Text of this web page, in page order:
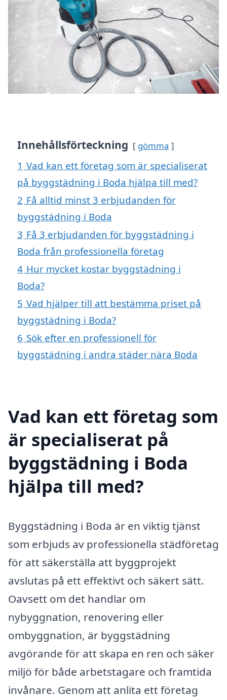
Innehållsförteckning gömma
1 Vad kan ett företag som är specialiserat
på byggstädning i Boda hjälpa till med?
2 Få alltid minst 3 erbjudanden för
byggstädning i Boda
3 Få 3 erbjudanden för byggstädning i
Boda från professionella företag
4 Hur mycket kostar byggstädning i
Boda?
5 Vad hjälper till att bestämma priset på
byggstädning i Boda?
6 Sök efter en professionell för
byggstädning i andra städer nära Boda
Vad kan ett företag som
är specialiserat på
byggstädning i Boda
hjälpa till med?
Byggstädning i Boda är en viktig tjänst
som erbjuds av professionella städföretag
för att säkerställa att byggprojekt
avslutas på ett effektivt och säkert sätt.
Oavsett om det handlar om
nybyggnation, renovering eller
ombyggnation, är byggstädning
avgörande för att skapa en ren och säker
miljö för både arbetstagare och framtida
invånare. Genom att anlita ett företag